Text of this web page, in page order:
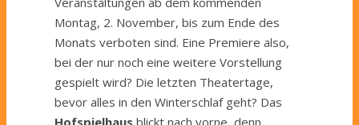
Montag, 2. November, bis zum Ende des
Monats verboten sind. Eine Premiere also,
bei der nur noch eine weitere Vorstellung
gespielt wird? Die letzten Theatertage,
bevor alles in den Winterschlaf geht? Das
Hofspielhaus blickt nach vorne, denn